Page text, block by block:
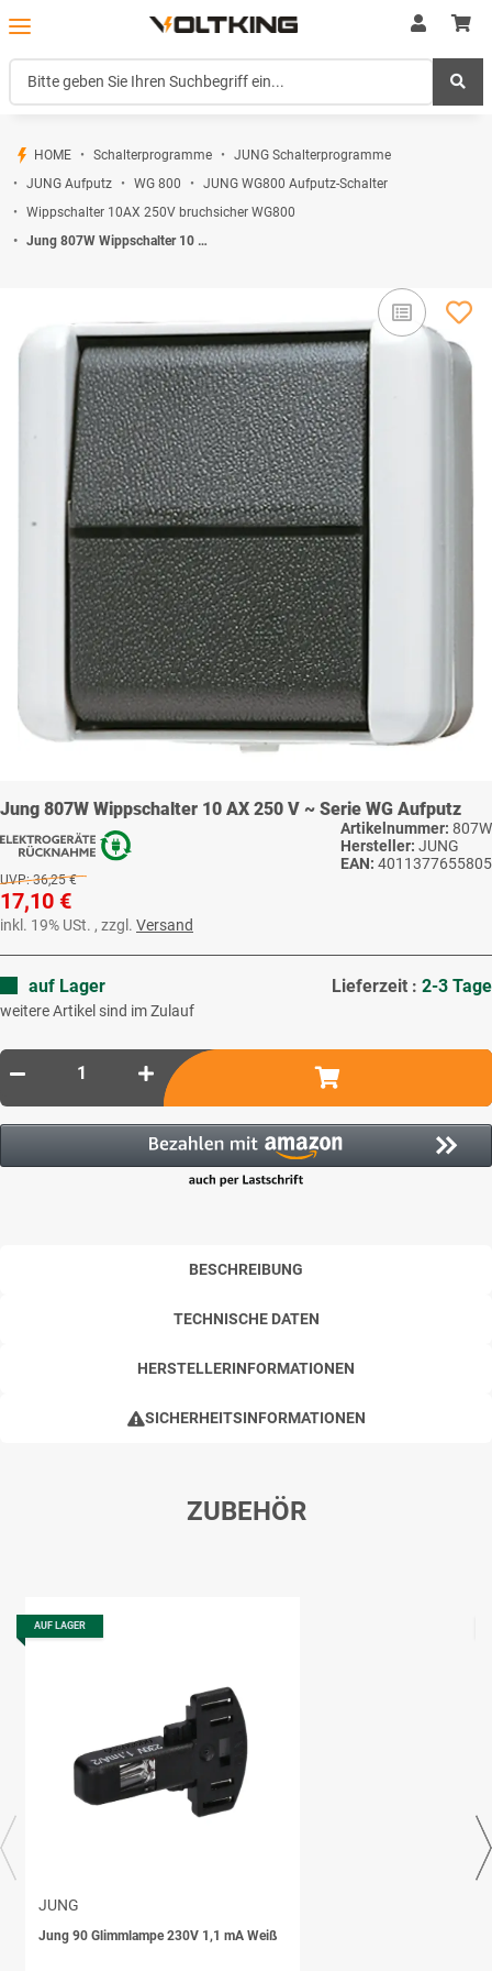
HOME Schalterprogramme
JUNG Schalterprogramme
JUNG Aufputz
WG 800
JUNG WG800 Aufputz-Schalter
Wippschalter 10AX 250V bruchsicher WG800
Jung 807W Wippschalter 10 AX 250 V ~ Serie WG Aufputz
Jung 807W Wippschalter 10 AX 250 V ~ Serie WG Aufputz
Artikelnummer: 807W
Hersteller: JUNG
EAN: 4011377655805
UVP: 36,25 €
17,10 €
inkl. 19% USt. , zzgl. Versand
auf Lager Lieferzeit : 2-3 Tage
weitere Artikel sind im Zulauf
BESCHREIBUNG
TECHNISCHE DATEN
HERSTELLERINFORMATIONEN
SICHERHEITSINFORMATIONEN
ZUBEHÖR
AUF LAGER
JUNG
Jung 90 Glimmlampe 230V 1,1 mA Weiß